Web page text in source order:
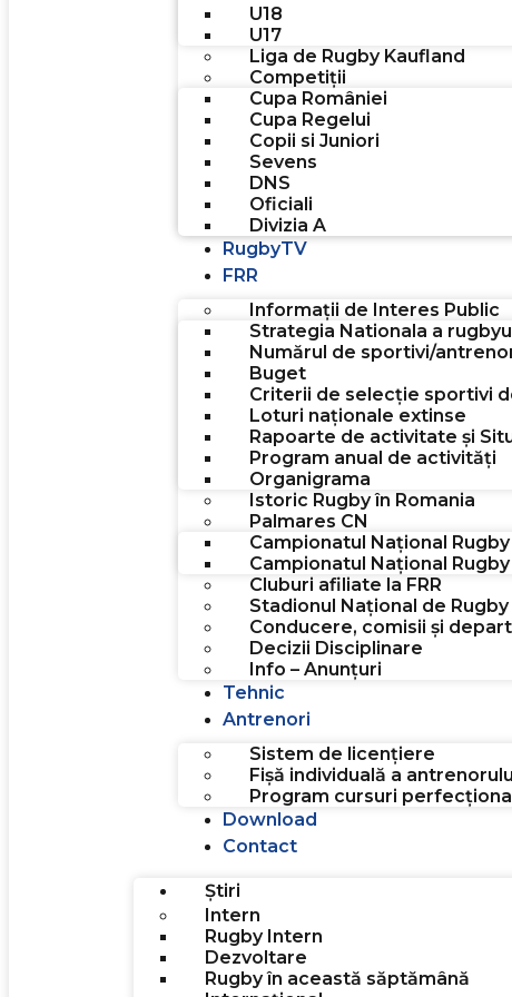
U18
U17
Liga de Rugby Kaufland
Competiții
Cupa României
Cupa Regelui
Copii si Juniori
Sevens
DNS
Oficiali
Divizia A
RugbyTV
FRR
Informații de Interes Public
Strategia Nationala a
Numărul de sportivi/
Buget
Criterii de selecție sportivi
Loturi naționale extinse
Rapoarte de activitate și
Program anual de activități
Organigrama
Istoric Rugby în Romania
Palmares CN
Campionatul Național
Campionatul Național
Cluburi afiliate la FRR
Stadionul Național de
Conducere, comisii și
Decizii Disciplinare
Info – Anunțuri
Tehnic
Antrenori
Sistem de licențiere
Fișă individuală a
Program cursuri
Download
Contact
Știri
Intern
Rugby Intern
Dezvoltare
Rugby în această săptămână